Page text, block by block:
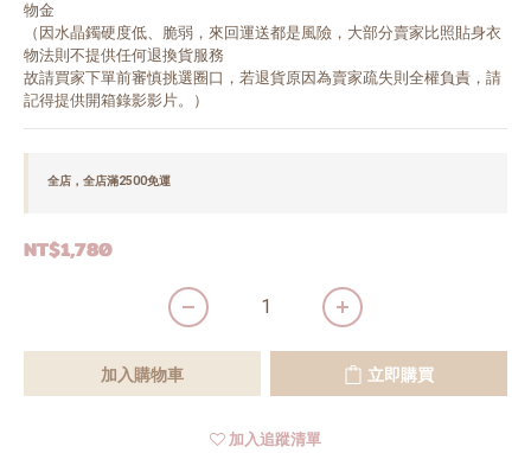
物金
（因水晶鐲硬度低、脆弱，來回運送都是風險，大部分賣家比照貼身衣
物法則不提供任何退換貨服務
故請買家下單前審慎挑選圈口，若退貨原因為賣家疏失則全權負責，請
記得提供開箱錄影影片。）
全店，全店滿2500免運
NT$1,780
加入購物車 立即購買
加入追蹤清單